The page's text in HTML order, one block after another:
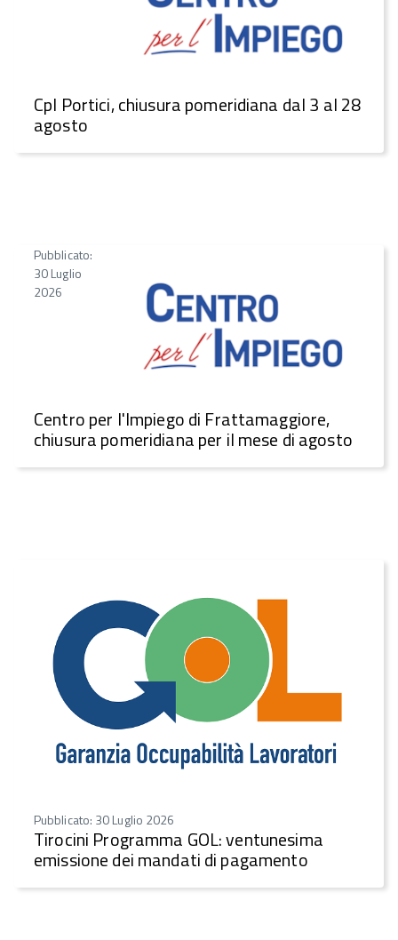
CpI Portici, chiusura pomeridiana dal 3 al 28
agosto
Pubblicato:
30 Luglio
2026
Centro per l'Impiego di Frattamaggiore,
chiusura pomeridiana per il mese di agosto
Pubblicato: 30 Luglio 2026
Tirocini Programma GOL: ventunesima
emissione dei mandati di pagamento